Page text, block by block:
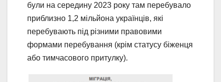
були на середину 2023 року там перебувало
приблизно 1,2 мільйона українців, які
перебувають під різними правовими
формами перебування (крім статусу біженця
або тимчасового притулку).